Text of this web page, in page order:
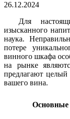
26.12.2024
Для
изысканного
наука.
потере
винного шкафа
на рынке
предлагают целый
вашего вина.
Основные